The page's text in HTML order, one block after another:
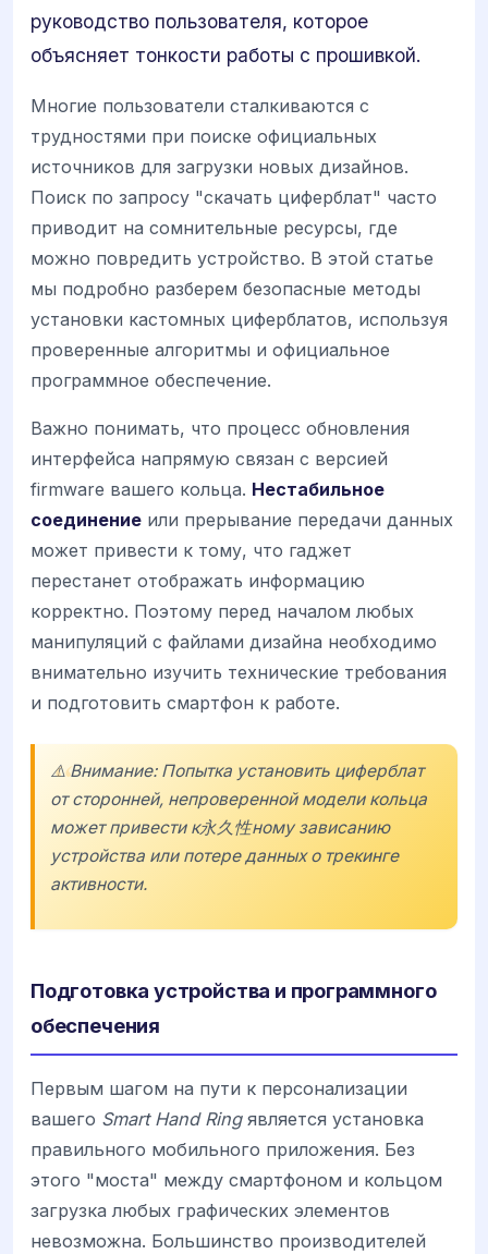
руководство пользователя, которое
объясняет тонкости работы с прошивкой.
Многие пользователи сталкиваются с
трудностями при поиске официальных
источников для загрузки новых дизайнов.
Поиск по запросу "скачать циферблат" часто
приводит на сомнительные ресурсы, где
можно повредить устройство. В этой статье
мы подробно разберем безопасные методы
установки кастомных циферблатов, используя
проверенные алгоритмы и официальное
программное обеспечение.
Важно понимать, что процесс обновления
интерфейса напрямую связан с версией
firmware вашего кольца. Нестабильное
соединение или прерывание передачи данных
может привести к тому, что гаджет
перестанет отображать информацию
корректно. Поэтому перед началом любых
манипуляций с файлами дизайна необходимо
внимательно изучить технические требования
и подготовить смартфон к работе.
⚠️ Внимание: Попытка установить циферблат
от сторонней, непроверенной модели кольца
может привести к永久性ному зависанию
устройства или потере данных о трекинге
активности.
Подготовка устройства и программного
обеспечения
Первым шагом на пути к персонализации
вашего Smart Hand Ringявляется установка
правильного мобильного приложения. Без
этого "моста" между смартфоном и кольцом
загрузка любых графических элементов
невозможна. Большинство производителей